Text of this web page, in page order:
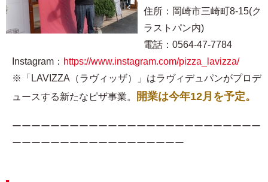
住所：岡崎市三崎町8-15(ク
ラストパン内)
電話：0564-47-7784
Instagram： https://www.instagram.com/pizza_lavizza/
※「LAVIZZA（ラヴィッザ）」はラヴィデュパンがプロデ
ュースする新たなピザ事業。
開業は今年12月を予定。
ーーーーーーーーーーーーーーーーーーーーーーーーーー
ーーーーーーーーーーーーーーーーーー